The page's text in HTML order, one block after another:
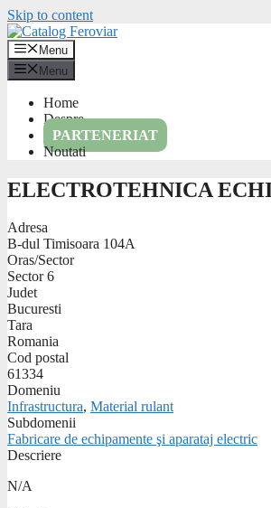
Skip to content
Menu
Menu
Home
Despre
PARTENERIAT
Noutati
ELECTROTEHNICA
Adresa
B-dul Timisoara 104A
Oras/Sector
Sector 6
Judet
Bucuresti
Tara
Romania
Cod postal
61334
Domeniu
Infrastructura, Material rulant
Subdomenii
Fabricare de echipamente şi aparataj electric
Descriere
N/A